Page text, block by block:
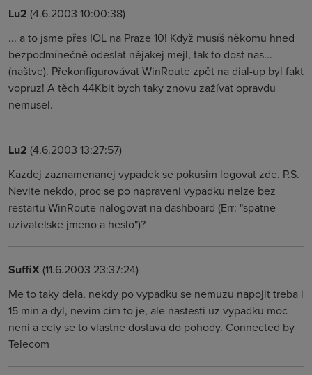
Lu2 (4.6.2003 10:00:38)
... a to jsme přes IOL na Praze 10! Když musíš někomu hned
bezpodmínečně odeslat nějakej mejl, tak to dost nas...
(naštve). Překonfigurovávat WinRoute zpět na dial-up byl fakt
vopruz! A těch 44Kbit bych taky znovu zažívat opravdu
nemusel.
Lu2 (4.6.2003 13:27:57)
Kazdej zaznamenanej vypadek se pokusim logovat zde. P.S.
Nevite nekdo, proc se po napraveni vypadku nelze bez
restartu WinRoute nalogovat na dashboard (Err: "spatne
uzivatelske jmeno a heslo")?
SuffiX(11.6.2003 23:37:24)
Me to taky dela, nekdy po vypadku se nemuzu napojit treba i
15 min a dyl, nevim cim to je, ale nastesti uz vypadku moc
neni a cely se to vlastne dostava do pohody. Connected by
Telecom